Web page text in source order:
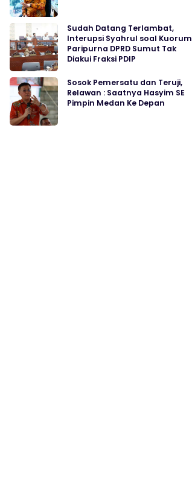
Sudah Datang Terlambat,
Interupsi Syahrul soal Kuorum
Paripurna DPRD Sumut Tak
Diakui Fraksi PDIP
Sosok Pemersatu dan Teruji,
Relawan : Saatnya Hasyim SE
Pimpin Medan Ke Depan